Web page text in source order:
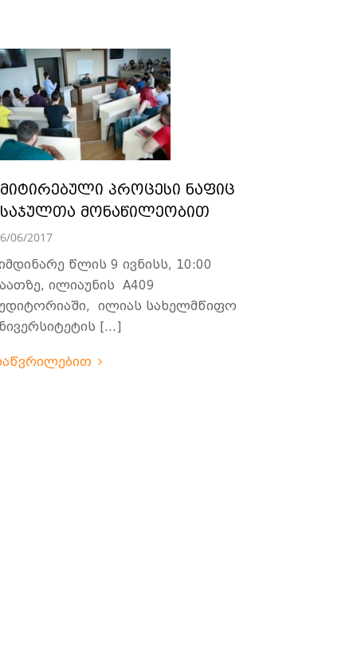
პროცესი ნაფიც
მონაწილეობით
06/2017
წლის 9 ივნისს, 10:00
ილიაუნის A409
ილიას სახელმწიფო
[…]